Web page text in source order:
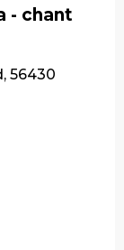
- chant
56430